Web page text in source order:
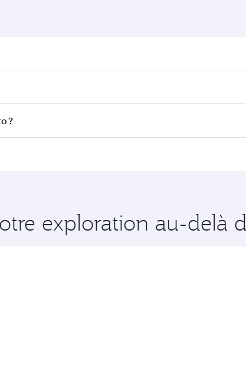
page d'accueil pour trouver les horaires et la
de 150 destinations via Doha, avec des
?
opérant le vol. Sur les vols opérés par Qatar
exploration au-delà